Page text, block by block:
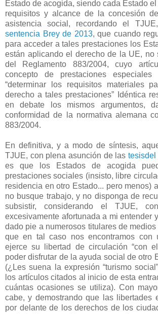
Estado de acogida, siendo cada Estado
requisitos y alcance de la concesión
asistencia social, recordando el
sentencia Brey de 2013, que cuando
para acceder a tales prestaciones los
están aplicando el derecho de la UE, no
del Reglamento 883/2004, cuyo
concepto de prestaciones especiales
“determinar los requisitos materiales
derecho a tales prestaciones” Idéntica
en debate los mismos argumentos,
conformidad de la normativa alemana
883/2004.
En definitiva, y a modo de síntesis,
TJUE, con plena asunción de las tesisdel
es que los Estados de acogida
prestaciones sociales (insisto, libre
residencia en otro Estado... pero menos)
no busque trabajo, y no disponga de
subsistir, considerando el TJUE,
excesivamente afortunada a mi entender
dado pie a numerosos titulares de
que en tal caso nos encontramos con
ejerce su libertad de circulación “con
poder disfrutar de la ayuda social de otro
(¿Les suena la expresión “turismo
los artículos citados al inicio de esta
cuántas ocasiones se utiliza). Con
cabe, y demostrando que las libertades
por delante de los derechos de los